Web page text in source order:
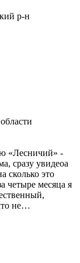
р-н
«Лесничий» -
сразу увидеоа
сколько это
четыре месяца я
не…